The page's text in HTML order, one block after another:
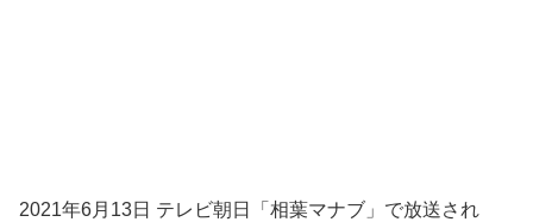
2021年6月13日 テレビ朝日「相葉マナブ」で放送され